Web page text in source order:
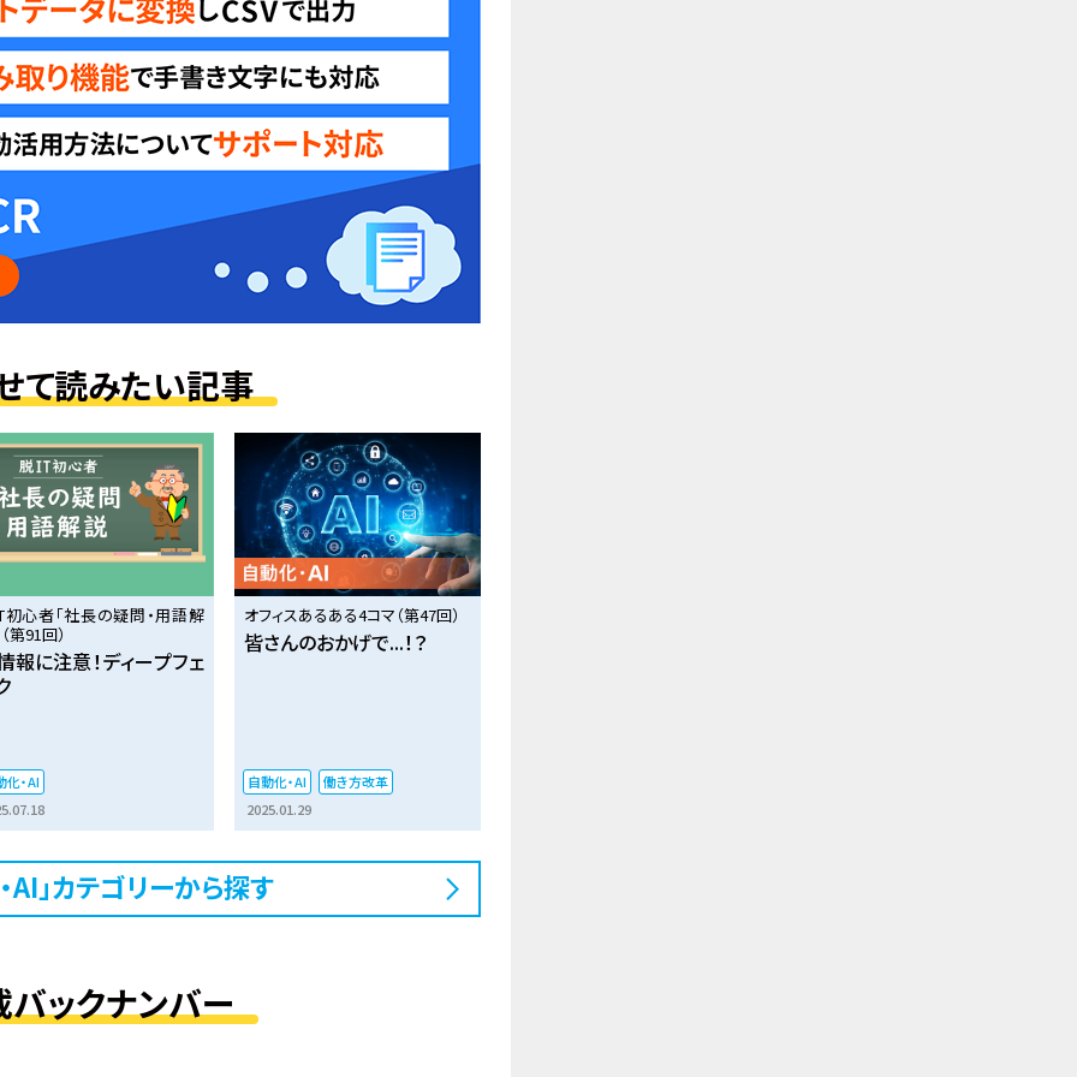
て読みたい記事
初心者「社長の疑問・用語解
第91回）
報に注意！ディープフェ
化・AI
オフィスあるある4コマ（第47回）
皆さんのおかげで...！？
自動化・AI
働き方改革
2025.01.29
AI」カテゴリーから探す
バックナンバー